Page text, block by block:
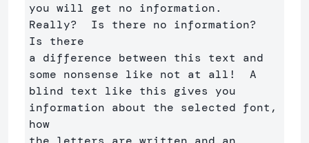
you will get no information.
Really?  Is there no information?
Is there
a difference between this text and
some nonsense like not at all!  A
blind text like this gives you
information about the selected font,
how